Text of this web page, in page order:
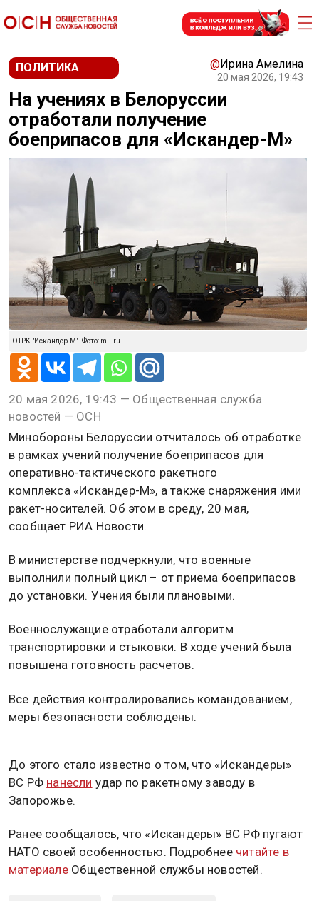
ПОЛИТИКА @Ирина Амелина
20 мая 2026, 19:43
На учениях в Белоруссии
отработали получение
боеприпасов для «Искандер-М»
ОТРК "Искандер-М". Фото: mil.ru
20 мая 2026, 19:43 — Общественная служба
новостей — ОСН
Минобороны Белоруссии отчиталось об отработке
в рамках учений получение боеприпасов для
оперативно-тактического ракетного
комплекса «Искандер-М», а также снаряжения ими
ракет-носителей. Об этом в среду, 20 мая,
сообщает РИА Новости.
В министерстве подчеркнули, что военные
выполнили полный цикл – от приема боеприпасов
до установки. Учения были плановыми.
Военнослужащие отработали алгоритм
транспортировки и стыковки. В ходе учений была
повышена готовность расчетов.
Все действия контролировались командованием,
меры безопасности соблюдены.
До этого стало известно о том, что «Искандеры»
ВС РФ нанесли удар по ракетному заводу в
Запорожье.
Ранее сообщалось, что «Искандеры» ВС РФ пугают
НАТО своей особенностью. Подробнее читайте в
материалеОбщественной службы новостей.